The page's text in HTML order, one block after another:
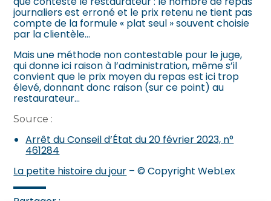
journaliers est erroné et le prix retenu ne tient pas
compte de la formule « plat seul » souvent choisie
par la clientèle…
Mais une méthode non contestable pour le juge,
qui donne ici raison à l’administration, même s’il
convient que le prix moyen du repas est ici trop
élevé, donnant donc raison (sur ce point) au
restaurateur…
Source :
Arrêt du Conseil d’État du 20 février 2023, n°
461284
La petite histoire du jour – © Copyright WebLex